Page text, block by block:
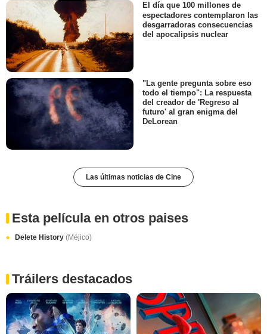
El día que 100 millones de
espectadores contemplaron las
desgarradoras consecuencias
del apocalipsis nuclear
"La gente pregunta sobre eso
todo el tiempo": La respuesta
del creador de 'Regreso al
futuro' al gran enigma del
DeLorean
Las últimas noticias de Cine
Esta película en otros paises
Delete History (Méjico)
Tráilers destacados